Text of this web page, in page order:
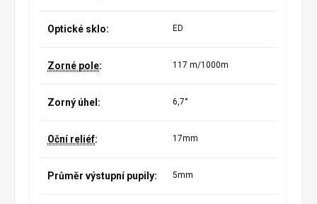
Optické sklo: ED
Zorné pole: 117 m/1000m
Zorný úhel: 6,7°
Oční reliéf: 17mm
Průměr výstupní pupily: 5mm